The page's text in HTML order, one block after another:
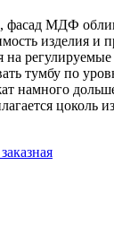
МДФ
изделия и
на
тумбу по
намного
цоколь